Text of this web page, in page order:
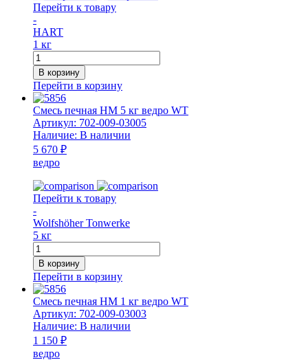
Перейти к товару
-
HART
1 кг
Количество
товара
Масса
кислотостойкая
Saurekit
1
кг
HART
В корзину
Перейти в корзину
Смесь печная НМ 5 кг ведро WT
Артикул: 702-009-03005
Наличие: В наличии
5 670 ₽
ведро
Перейти к товару
-
Wolfshöher Tonwerke
5 кг
Количество
товара
Смесь
печная
НМ
5
кг
ведро
WT
В корзину
Перейти в корзину
Смесь печная НМ 1 кг ведро WT
Артикул: 702-009-03003
Наличие: В наличии
1 150 ₽
ведро